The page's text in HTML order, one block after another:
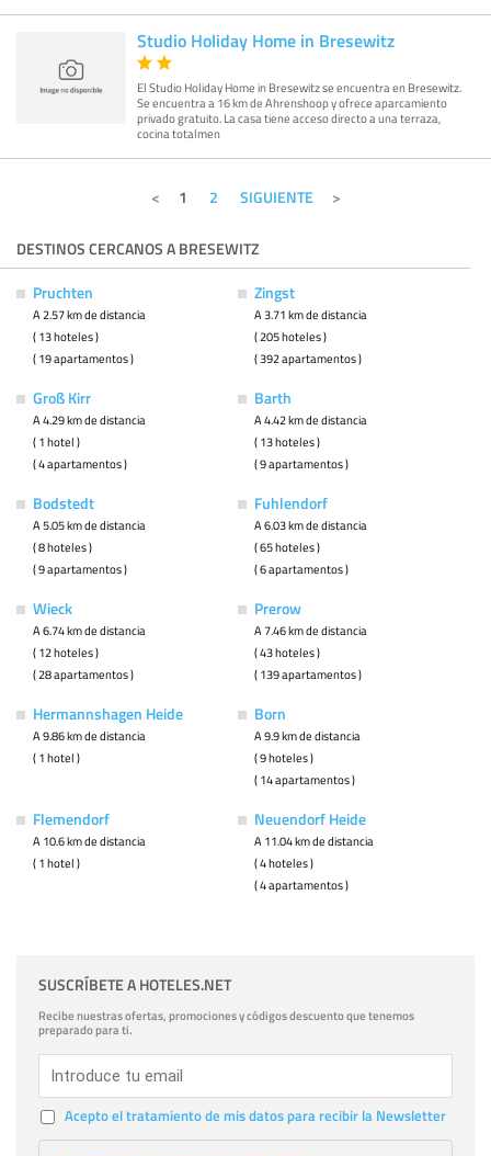
Studio Holiday Home in Bresewitz
El Studio Holiday Home in Bresewitz se encuentra en Bresewitz.
Se encuentra a 16 km de Ahrenshoop y ofrece aparcamiento
privado gratuito. La casa tiene acceso directo a una terraza,
cocina totalmen
1 2 SIGUIENTE
DESTINOS CERCANOS A BRESEWITZ
Pruchten
A 2.57 km de distancia
( 13 hoteles )
( 19 apartamentos )
Zingst
A 3.71 km de distancia
( 205 hoteles )
( 392 apartamentos )
Groß Kirr
A 4.29 km de distancia
( 1 hotel )
( 4 apartamentos )
Barth
A 4.42 km de distancia
( 13 hoteles )
( 9 apartamentos )
Bodstedt
A 5.05 km de distancia
( 8 hoteles )
( 9 apartamentos )
Fuhlendorf
A 6.03 km de distancia
( 65 hoteles )
( 6 apartamentos )
Wieck
A 6.74 km de distancia
( 12 hoteles )
( 28 apartamentos )
Prerow
A 7.46 km de distancia
( 43 hoteles )
( 139 apartamentos )
Hermannshagen Heide
A 9.86 km de distancia
( 1 hotel )
Born
A 9.9 km de distancia
( 9 hoteles )
( 14 apartamentos )
Flemendorf
A 10.6 km de distancia
( 1 hotel )
Neuendorf Heide
A 11.04 km de distancia
( 4 hoteles )
( 4 apartamentos )
SUSCRÍBETE A HOTELES.NET
Recibe nuestras ofertas, promociones y códigos descuento que tenemos
preparado para ti.
Acepto el tratamiento de mis datos para recibir la Newsletter